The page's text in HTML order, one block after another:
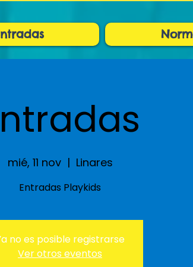
mié, 11 nov
  |
Linares
Entradas Playkids
no es posible registrarse
Ver otros eventos